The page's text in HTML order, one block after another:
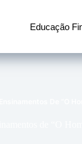
Educação